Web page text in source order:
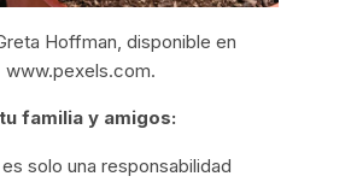
Hoffman, disponible en
www.pexels.com.
familia y amigos:
solo una responsabilidad